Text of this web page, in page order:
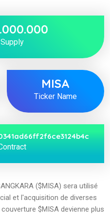
MISA
Ticker Name
($MISA) sera utilisé
et l'acquisition de diverses
$MISA devienne plus